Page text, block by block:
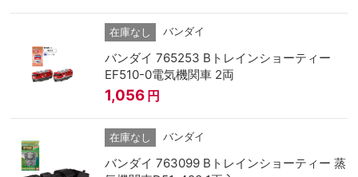
在庫なし バンダイ
バンダイ 765253 Bトレインショーティー
EF510-0電気機関車 2両
1,056 円
在庫なし バンダイ
バンダイ 763099 Bトレインショーティー 蒸